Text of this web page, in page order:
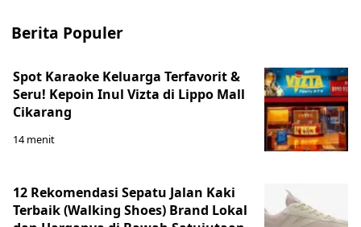
Berita Populer
Spot Karaoke Keluarga Terfavorit &
Seru! Kepoin Inul Vizta di Lippo Mall
Cikarang
14 menit
12 Rekomendasi Sepatu Jalan Kaki
Terbaik (Walking Shoes) Brand Lokal